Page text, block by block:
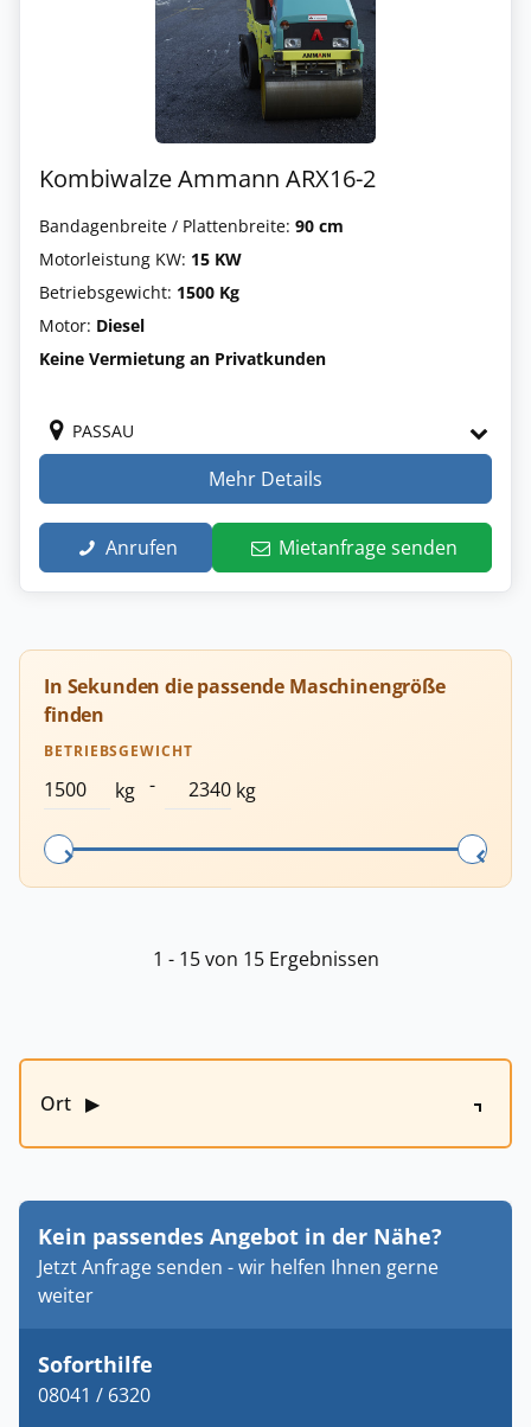
Kombiwalze Ammann ARX16-2
Bandagenbreite / Plattenbreite: 90 cm
Motorleistung KW: 15 KW
Betriebsgewicht: 1500 Kg
Motor: Diesel
Keine Vermietung an Privatkunden
PASSAU
Mehr Details
Anrufen Mietanfrage senden
In Sekunden die passende Maschinengröße
finden
BETRIEBSGEWICHT
kg - kg
1 - 15 von 15 Ergebnissen
Ort ▶
Kein passendes Angebot in der Nähe?
Jetzt Anfrage senden - wir helfen Ihnen gerne
weiter
Soforthilfe
08041 / 6320